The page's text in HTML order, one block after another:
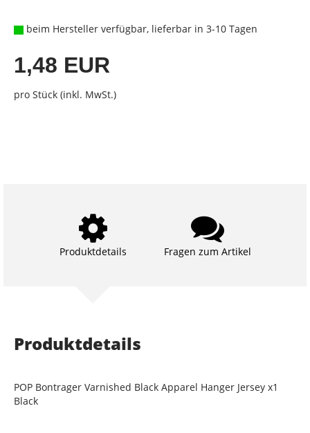
beim Hersteller verfügbar, lieferbar in 3-10 Tagen
1,48 EUR
pro Stück (inkl. MwSt.)
Produktdetails Fragen zum Artikel
Produktdetails
POP Bontrager Varnished Black Apparel Hanger Jersey x1
Black